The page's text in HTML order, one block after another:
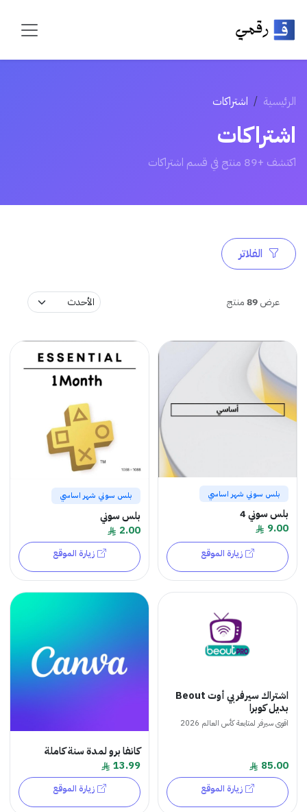
الرئيسية اشتراكات
اشتراكات
اكتشف +89 منتج في قسم اشتراكات
الفلاتر
عرض89منتج
بلس سوني شهر اساسي
بلس سوني 4
9.00
زيارة الموقع
بلس سوني شهر اساسي
بلس سوني
2.00
زيارة الموقع
اشتراك سيرفر بي أوت Beout
بديل كوبرا
اقوى سيرفر لمتابعة كأس العالم 2026
85.00
زيارة الموقع
كانفا برو لمدة سنة كاملة
13.99
زيارة الموقع